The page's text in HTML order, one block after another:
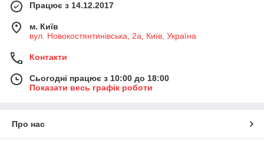
Працює з 14.12.2017
м. Київ
вул. Новокостянтинівська, 2а, Київ, Україна
Контакти
Сьогодні працює з 10:00 до 18:00
Показати весь графік роботи
Про нас